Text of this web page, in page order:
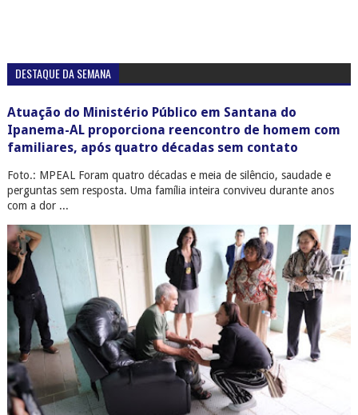
DESTAQUE DA SEMANA
Atuação do Ministério Público em Santana do
Ipanema-AL proporciona reencontro de homem com
familiares, após quatro décadas sem contato
Foto.: MPEAL Foram quatro décadas e meia de silêncio, saudade e
perguntas sem resposta. Uma família inteira conviveu durante anos
com a dor ...